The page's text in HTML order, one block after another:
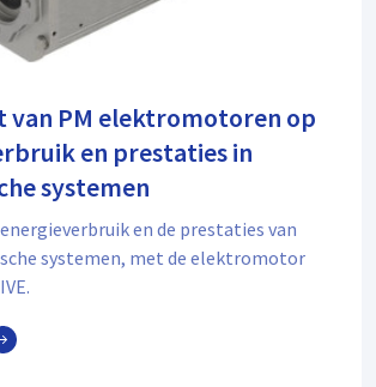
van PM elektromotoren op
en prestaties in
systemen
en de prestaties van
systemen, met de elektromotor